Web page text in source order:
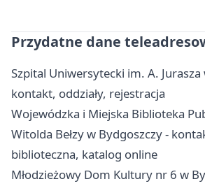
Przydatne dane
Szpital Uniwersytecki im. A.
kontakt, oddziały, rejestracja
Wojewódzka i Miejska Biblioteka
Witolda Bełzy w Bydgoszczy -
biblioteczna, katalog online
Młodzieżowy Dom Kultury nr 6 w